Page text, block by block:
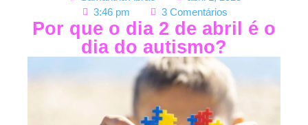
3:46 pm
3 Comentários
Por que o dia 2 de abril é o
dia do autismo?